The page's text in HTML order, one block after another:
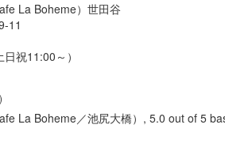
La Boheme）世田谷
11
祝11:00～）
La Boheme／池尻大橋） ,5.0 out of5